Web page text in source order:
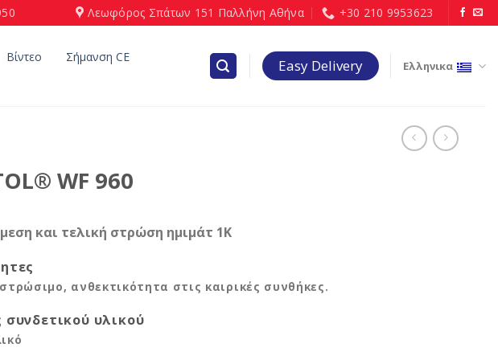
Λεωφόρος Σπάτων 151 Παλλήνη Αθήνα +30 210 9953623
Βίντεο
Σήμανση CE
Easy Delivery Ελληνικα
WF 960
και τελική στρώση ημιμάτ 1Κ
ανθεκτικότητα στις καιρικές συνθήκες.
συνδετικού υλικού